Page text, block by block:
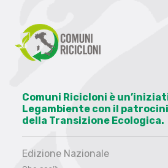
Comuni Ricicloni è
Legambiente con il
della Transizione Ecologica.
Edizione Nazionale